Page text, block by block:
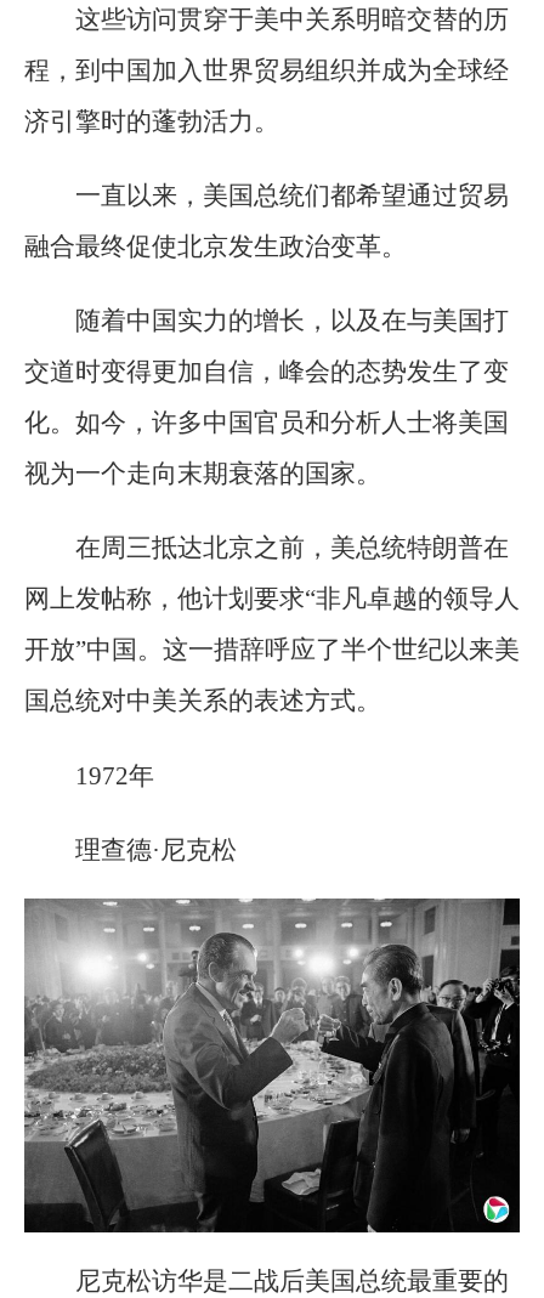
这些访问贯穿于美中关系明暗交替的历
程，到中国加入世界贸易组织并成为全球经
济引擎时的蓬勃活力。
一直以来，美国总统们都希望通过贸易
融合最终促使北京发生政治变革。
随着中国实力的增长，以及在与美国打
交道时变得更加自信，峰会的态势发生了变
化。如今，许多中国官员和分析人士将美国
视为一个走向末期衰落的国家。
在周三抵达北京之前，美总统特朗普在
网上发帖称，他计划要求“非凡卓越的领导人
开放”中国。这一措辞呼应了半个世纪以来美
国总统对中美关系的表述方式。
1972年
理查德·尼克松
尼克松访华是二战后美国总统最重要的